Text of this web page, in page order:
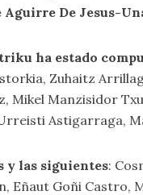
Aguirre De Jesus-
ha estado
Zuhaitz
Mikel Manzisidor
Astigarraga,
y las siguientes:
Eñaut Goñi Castro,